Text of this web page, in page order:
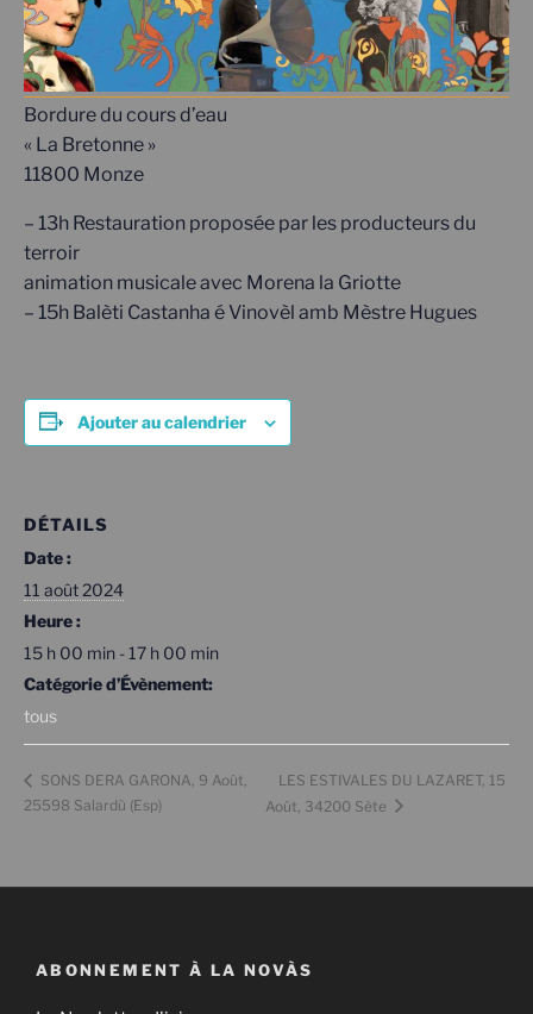
Bordure du cours d’eau
« La Bretonne »
11800 Monze
– 13h Restauration proposée par les producteurs du
terroir
animation musicale avec Morena la Griotte
– 15h Balèti Castanha é Vinovèl amb Mèstre Hugues
Ajouter au calendrier
DÉTAILS
Date :
11 août 2024
Heure :
15 h 00 min - 17 h 00 min
Catégorie d’Évènement:
tous
SONS DERA GARONA, 9 Août,
25598 Salardù (Esp)
LES ESTIVALES DU LAZARET, 15
Août, 34200 Sète
ABONNEMENT À LA NOVÀS